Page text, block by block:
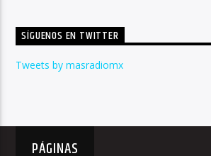
SÍGUENOS EN TWITTER
Tweets by masradiomx
PÁGINAS